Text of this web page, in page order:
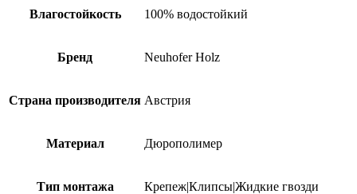
Влагостойкость 100% водостойкий
Бренд Neuhofer Holz
Страна производителя Австрия
Материал Дюрополимер
Тип монтажа Крепеж|Клипсы|Жидкие гвозди